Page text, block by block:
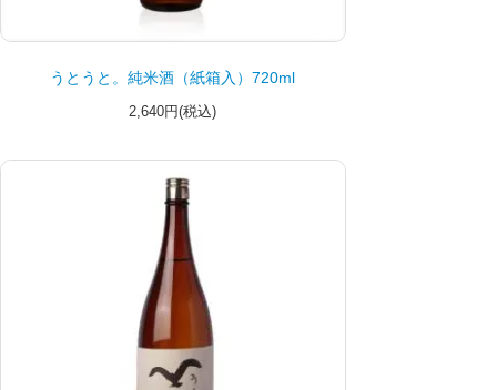
うとうと。純米酒（紙箱入）720ml
2,640円(税込)